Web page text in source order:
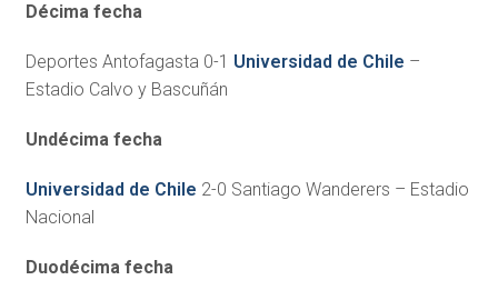
Décima fecha
Deportes Antofagasta 0-1 Universidad de Chile –
Estadio Calvo y Bascuñán
Undécima fecha
Universidad de Chile 2-0 Santiago Wanderers – Estadio
Nacional
Duodécima fecha